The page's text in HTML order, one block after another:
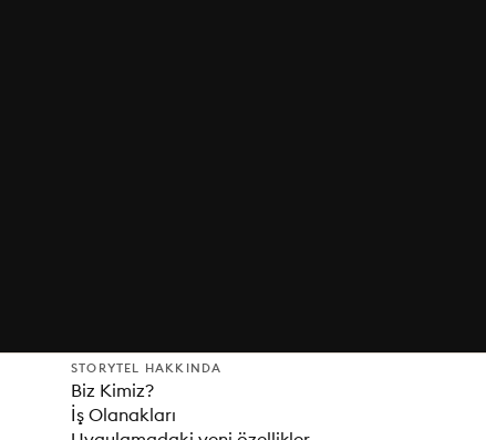
STORYTEL HAKKINDA
Biz Kimiz?
İş Olanakları